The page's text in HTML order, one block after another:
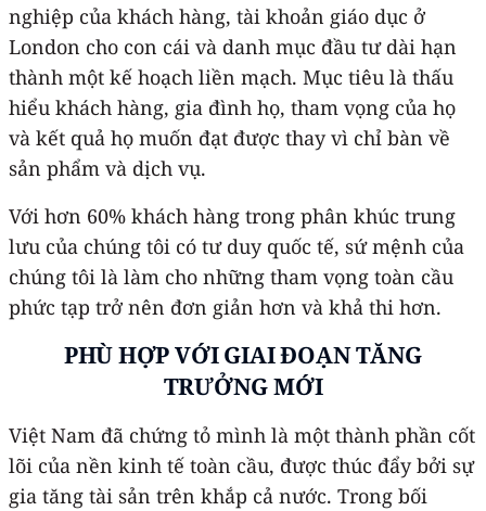
nghiệp của khách hàng, tài khoản giáo dục ở
London cho con cái và danh mục đầu tư dài hạn
thành một kế hoạch liền mạch. Mục tiêu là thấu
hiểu khách hàng, gia đình họ, tham vọng của họ
và kết quả họ muốn đạt được thay vì chỉ bàn về
sản phẩm và dịch vụ.
Với hơn 60% khách hàng trong phân khúc trung
lưu của chúng tôi có tư duy quốc tế, sứ mệnh của
chúng tôi là làm cho những tham vọng toàn cầu
phức tạp trở nên đơn giản hơn và khả thi hơn.
PHÙ HỢP VỚI GIAI ĐOẠN TĂNG
TRƯỞNG MỚI
Việt Nam đã chứng tỏ mình là một thành phần cốt
lõi của nền kinh tế toàn cầu, được thúc đẩy bởi sự
gia tăng tài sản trên khắp cả nước. Trong bối